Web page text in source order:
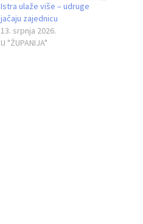
Istra ulaže više – udruge
jačaju zajednicu
13. srpnja 2026.
U "ŽUPANIJA"